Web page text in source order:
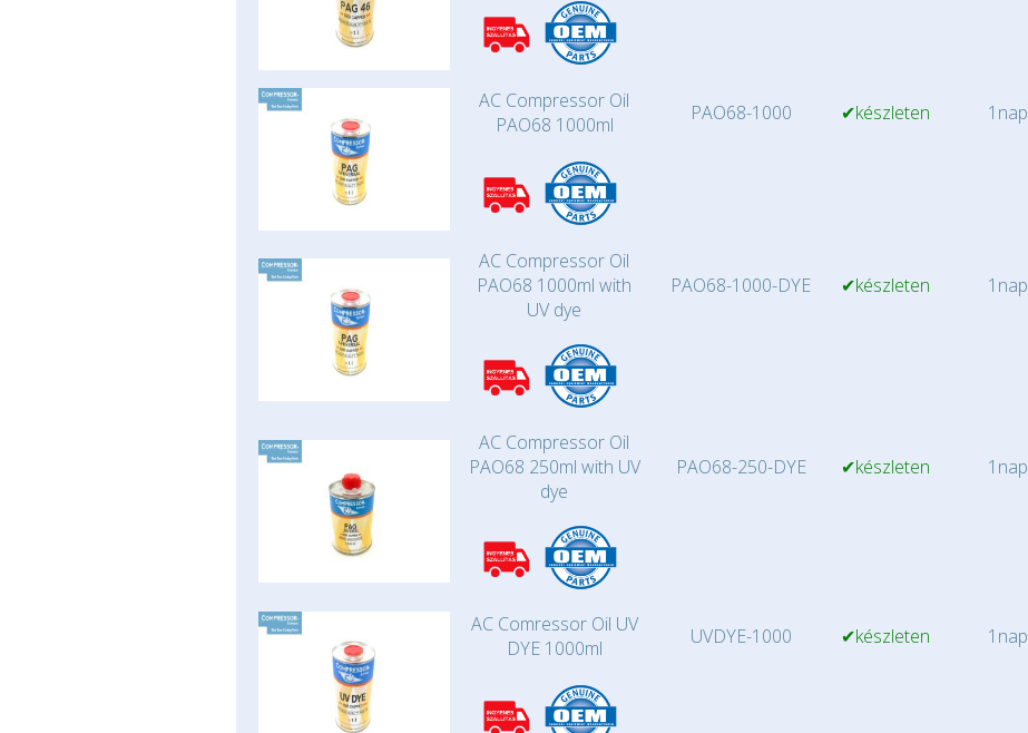
AC Compressor Oil
PAO68 1000ml
PAO68-1000 ✔készleten
1nap
AC Compressor Oil
PAO68 1000ml with
UV dye
PAO68-1000-DYE ✔készleten
1nap
AC Compressor Oil
PAO68 250ml with UV
dye
PAO68-250-DYE ✔készleten
1nap
AC Comressor Oil UV
DYE 1000ml
UVDYE-1000 ✔készleten
1nap